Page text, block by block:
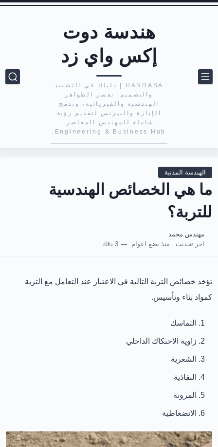
هندسة دوت
إكس واي زد
HANDASA | دليلك في التشييد
والتصميم. نفسر الظواهر
الهندسية والفيزيائية، وندمج
الإدارة والبيزنس لتقديم رؤية
شاملة للمهندس المعاصر.
Engineering & Business Hub.
الهندسة المدنية
ما هي الخصائص الهندسية
للتربة؟
مهندس محمد
اخر تحديث : منذ بضع اعوام 3 دقائق للقراءة
تؤخذ خصائص التربة التالية في الاعتبار عند التعامل مع التربة
كمواد بناء وتأسيس.
التماسك
زاوية الاحتكاك الداخلي
الشعرية
النفاذية
المرونة
الانضغاطية